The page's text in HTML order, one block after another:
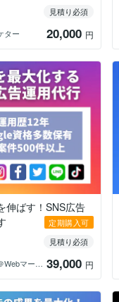
見積り必須
ター
20,000 円
伸ばす！SNS広告
定期購入可
見積り必須
三倉光生＠Webマーケ＆広告専門
39,000 円